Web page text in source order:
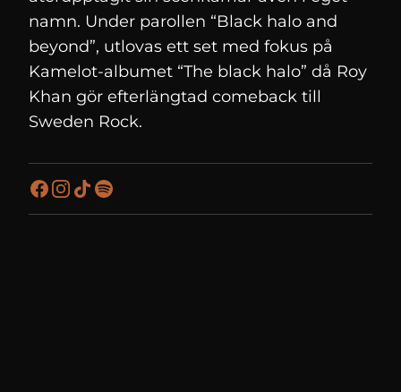
namn. Under parollen “Black halo and
beyond”, utlovas ett set med fokus på
Kamelot-albumet “The black halo” då Roy
Khan gör efterlängtad comeback till
Sweden Rock.